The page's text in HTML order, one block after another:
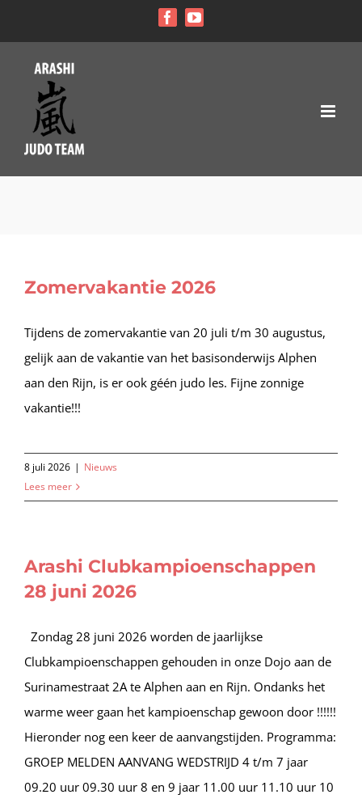
inhoud
FacebookYouTube
Zomervakantie 2026
Tijdens de zomervakantie van 20 juli t/m 30 augustus,
gelijk aan de vakantie van het basisonderwijs Alphen
aan den Rijn, is er ook géén judo les. Fijne zonnige
vakantie!!!
8 juli 2026 | Nieuws
Lees meer
Arashi Clubkampioenschappen
28 juni 2026
Zondag 28 juni 2026 worden de jaarlijkse
Clubkampioenschappen gehouden in onze Dojo aan de
Surinamestraat 2A te Alphen aan en Rijn. Ondanks het
warme weer gaan het kampioenschap gewoon door !!!!!!
Hieronder nog een keer de aanvangstijden. Programma:
GROEP MELDEN AANVANG WEDSTRIJD 4 t/m 7 jaar
09.20 uur 09.30 uur 8 en 9 jaar 11.00 uur 11.10 uur 10